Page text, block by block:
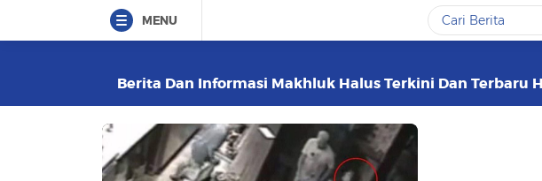
MENU
Berita Dan Informasi Makhluk Halus Terkini Dan Terbaru